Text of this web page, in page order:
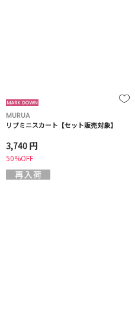
MURUA
リブミニスカート【セット販売対象】
3,740 円
50%OFF